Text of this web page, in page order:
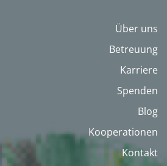
Über uns
Betreuung
Karriere
Spenden
Blog
Kooperationen
Kontakt